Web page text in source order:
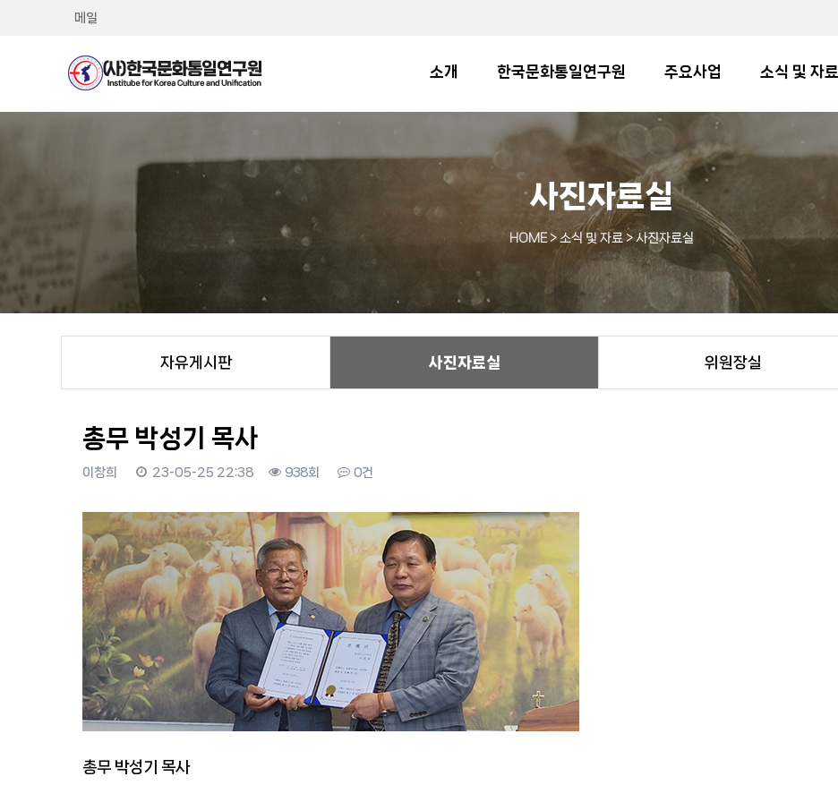
메일
소개 한국문화통일연구원 주요사업 소식 및 자료
사진자료실
HOME > 소식 및 자료 > 사진자료실
자유게시판 사진자료실 위원장실
총무 박성기 목사
이창희 23-05-25 22:38 938회 0건
총무 박성기 목사